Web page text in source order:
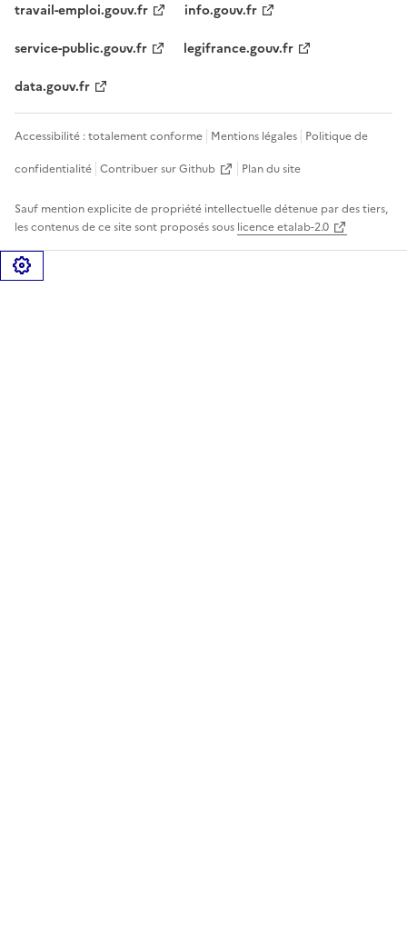
travail-emploi.gouv.fr
info.gouv.fr
service-public.gouv.fr
legifrance.gouv.fr
data.gouv.fr
Accessibilité : totalement conforme Mentions légales Politique de
confidentialité Contribuer sur Github Plan du site
Sauf mention explicite de propriété intellectuelle détenue par des tiers,
les contenus de ce site sont proposés sous licence etalab-2.0
Gérer les cookies